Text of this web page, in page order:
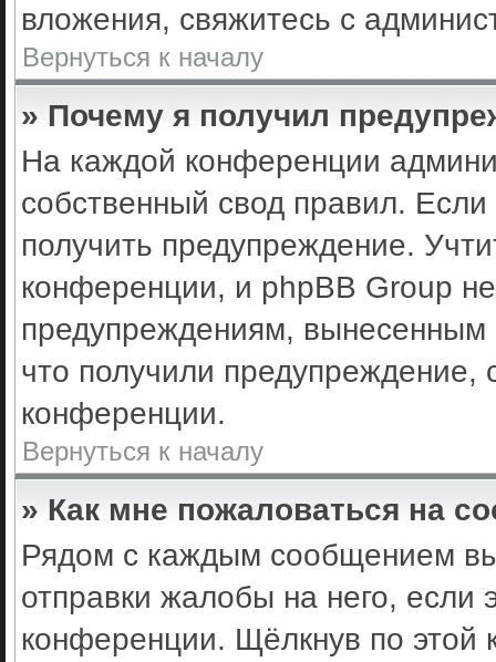
вложения, свяжитесь с
Вернуться к началу
» Почему я получил
На каждой конференции
собственный свод правил.
получить предупреждение.
конференции, и phpBB Group
предупреждениям, вынесенным
что получили предупреждение,
конференции.
Вернуться к началу
» Как мне пожаловаться на
Рядом с каждым сообщением вы
отправки жалобы на него,
конференции. Щёлкнув по этой